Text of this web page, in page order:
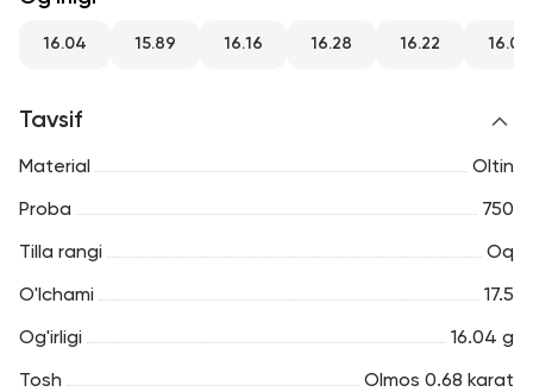
16.04 15.89 16.16 16.28 16.22 16.03
Tavsif
Material Oltin
Proba 750
Tilla rangi Oq
O'lchami 17.5
Og'irligi 16.04 g
Tosh Olmos 0.68 karat